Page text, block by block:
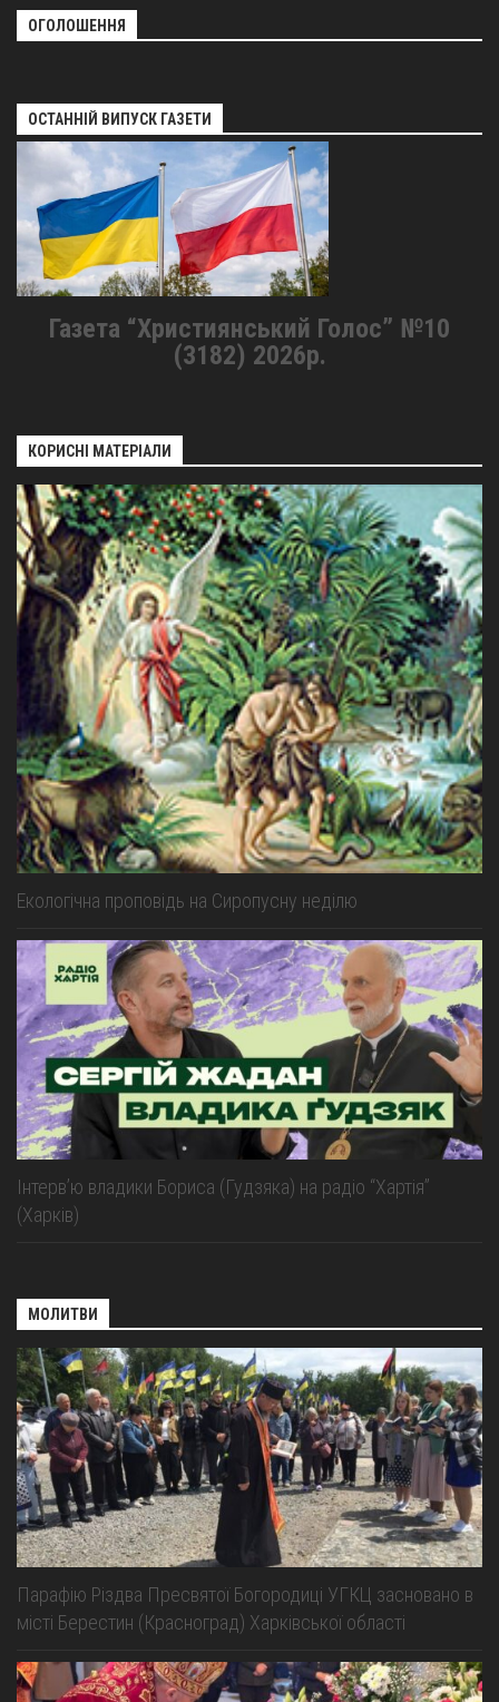
ОГОЛОШЕННЯ
ОСТАННІЙ ВИПУСК ГАЗЕТИ
Газета “Християнський Голос” №10
(3182) 2026р.
КОРИСНІ МАТЕРІАЛИ
Екологічна проповідь на Cиропусну неділю
Інтерв’ю владики Бориса (Гудзяка) на радіо “Хартія”
(Харків)
МОЛИТВИ
Парафію Різдва Пресвятої Богородиці УГКЦ засновано в
місті Берестин (Красноград) Харківської області